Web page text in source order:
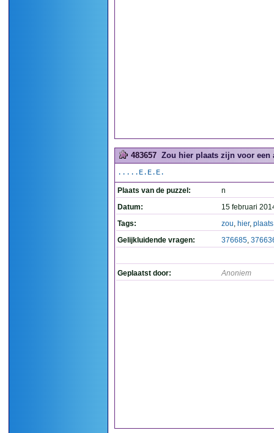
483657 Zou hier plaats zijn voor een
.....E.E.E.
Plaats van de puzzel:
n
Datum:
15 februari
Tags:
zou, hier, plaats
Gelijkluidende vragen:
376685,
Geplaatst door: Anoniem